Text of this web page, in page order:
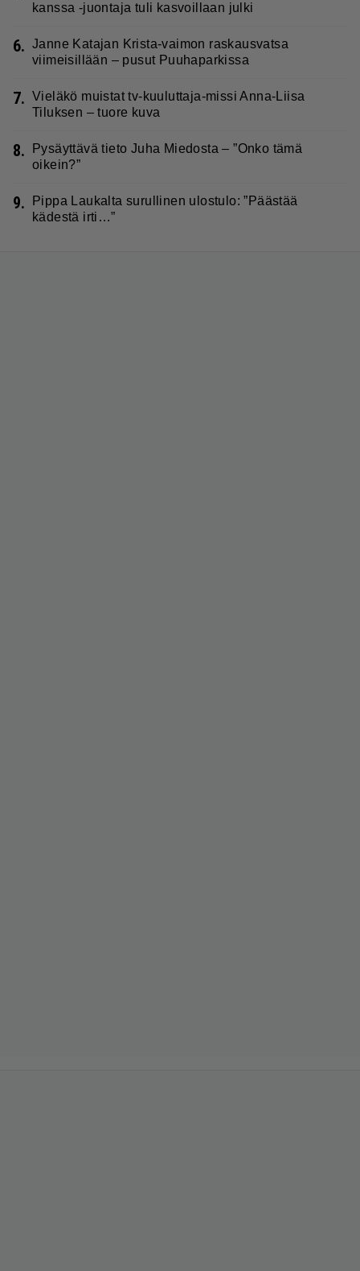
kanssa -juontaja tuli kasvoillaan julki
6. Janne Katajan Krista-vaimon raskausvatsa
viimeisillään – pusut Puuhaparkissa
7. Vieläkö muistat tv-kuuluttaja-missi Anna-Liisa
Tiluksen – tuore kuva
8.
Pysäyttävä tieto Juha Miedosta – ”Onko tämä
oikein?”
9.
Pippa Laukalta surullinen ulostulo: ”Päästää
kädestä irti…”